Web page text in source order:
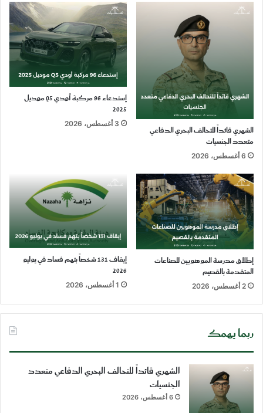
الشهري قائداً للتحالف البحري الدفاعي
متعدد الجنسيات
6 أغسطس، 2026
إستدعاء 96 مركبة أودي Q5 موديل
2025
3 أغسطس، 2026
إطلاق مدرسة الموهوبين للصناعات
المتقدمة بالقصيم
2 أغسطس، 2026
إيقاف 131 شخصاً بتهم فساد في يوليو
2026
1 أغسطس، 2026
ربما يهمك
الشهري قائداً للتحالف البحري الدفاعي متعدد
الجنسيات
6 أغسطس، 2026